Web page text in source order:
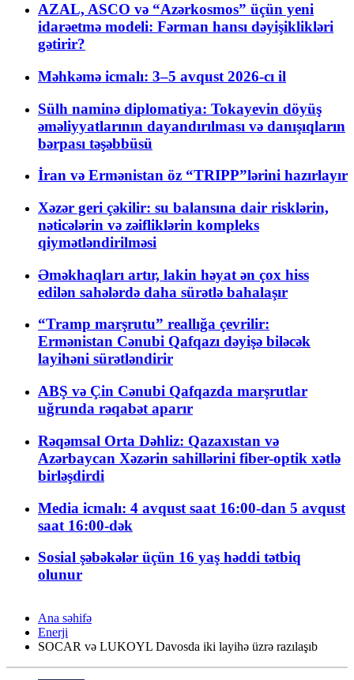
AZAL, ASCO və “Azərkosmos” üçün yeni
idarəetmə modeli: Fərman hansı dəyişiklikləri
gətirir?
Məhkəmə icmalı: 3–5 avqust 2026-cı il
Sülh naminə diplomatiya: Tokayevin döyüş
əməliyyatlarının dayandırılması və danışıqların
bərpası təşəbbüsü
İran və Ermənistan öz “TRIPP”lərini hazırlayır
Xəzər geri çəkilir: su balansına dair risklərin,
nəticələrin və zəifliklərin kompleks
qiymətləndirilməsi
Əməkhaqları artır, lakin həyat ən çox hiss
edilən sahələrdə daha sürətlə bahalaşır
“Tramp marşrutu” reallığa çevrilir:
Ermənistan Cənubi Qafqazı dəyişə biləcək
layihəni sürətləndirir
ABŞ və Çin Cənubi Qafqazda marşrutlar
uğrunda rəqabət aparır
Rəqəmsal Orta Dəhliz: Qazaxıstan və
Azərbaycan Xəzərin sahillərini fiber-optik xətlə
birləşdirdi
Media icmalı: 4 avqust saat 16:00-dan 5 avqust
saat 16:00-dək
Sosial şəbəkələr üçün 16 yaş həddi tətbiq
olunur
Ana səhifə
Enerji
SOCAR və LUKOYL Davosda iki layihə üzrə razılaşıb